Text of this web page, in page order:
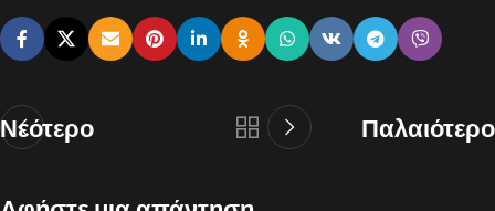
Νεότερο Παλαιότερο